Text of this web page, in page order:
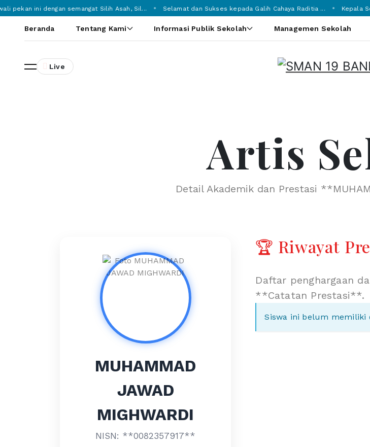
pekan ini dengan semangat Silih Asah, Sil... Selamat dan Sukses kepada Galih Cahaya Raditia ... Kepala
Beranda Tentang Kami Informasi Publik Sekolah Managemen Sekolah
Live
Artis
Detail Akademik dan Prestasi
MUHAMMAD
JAWAD
MIGHWARDI
NISN: **0082357917**
🏆 Riwayat
Daftar penghargaan dan prestasi yang dicatat berdasarkan data
**Catatan Prestasi**.
Siswa ini belum memiliki